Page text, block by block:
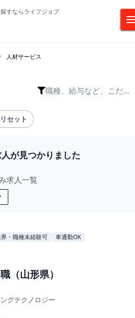
すならライフジョブ
人材サービス
職種、給与など、こだわ
リセット
が見つかりました
求人一覧
・職種未経験可
車通勤OK
（山形県）
グテクノロジー